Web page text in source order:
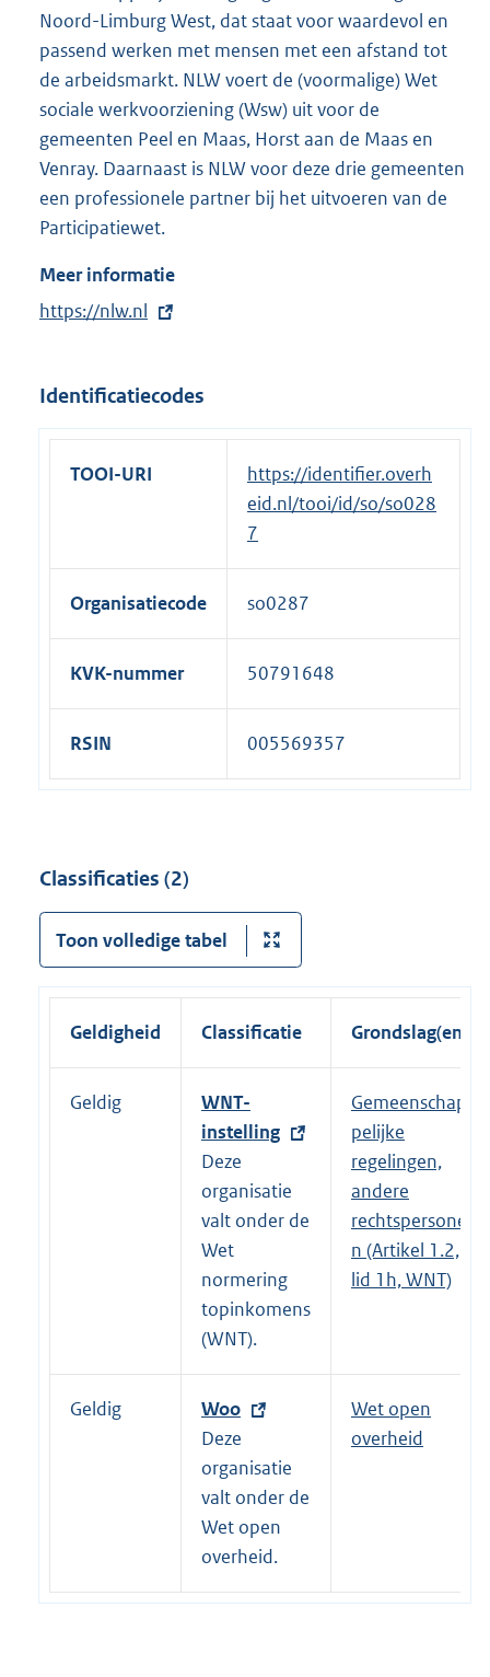
l
i
n
k
:
Noord-Limburg West, dat staat voor waardevol en
passend werken met mensen met een afstand tot
de arbeidsmarkt. NLW voert de (voormalige) Wet
sociale werkvoorziening (Wsw) uit voor de
gemeenten Peel en Maas, Horst aan de Maas en
Venray. Daarnaast is NLW voor deze drie gemeenten
een professionele partner bij het uitvoeren van de
Participatiewet.
Meer informatie
E
e
r
https://nlw.nl
Identificatiecodes
TOOI-URI
https://identifier.overh
eid.nl/tooi/id/so/so028
7
Organisatiecode so0287
KVK-nummer 50791648
RSIN 005569357
Classificaties (2)
Toon volledige tabel
Geldigheid Classificatie Grondslag(en)
Geldig
E
x
t
e
r
n
e
l
i
n
k
:
WNT-
instelling
Deze
organisatie
valt onder de
Wet
normering
topinkomens
(WNT).
Gemeenschap
pelijke
regelingen,
andere
rechtspersone
n (Artikel 1.2,
lid 1h, WNT)
Geldig
E
x
t
e
r
n
e
Woo
Deze
organisatie
valt onder de
Wet open
overheid.
Wet open
overheid